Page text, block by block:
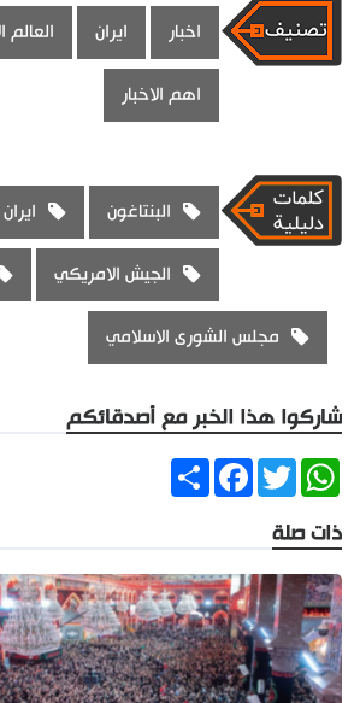
اخبار ايران العالم
اهم الاخبار
البنتاغون ايران
الجيش الامريكي
مجلس الشورى الاسلامي
شاركوا هذا الخبر مع أصدقائكم
ShareFacebookTwitter
WhatsApp
ذات صلة